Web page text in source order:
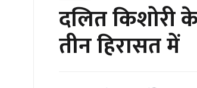
दलित किशोरी
तीन हिरासत में